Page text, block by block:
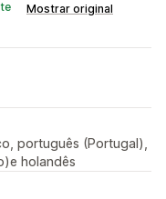
Mostrar original
português (Portugal),
holandês